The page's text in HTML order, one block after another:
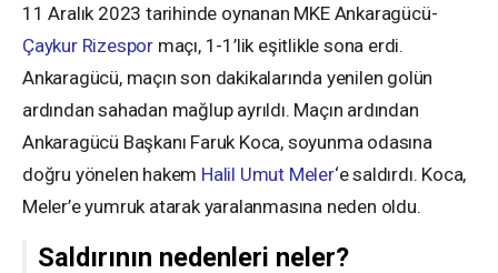
11 Aralık 2023 tarihinde oynanan MKE Ankaragücü-
Çaykur Rizespor maçı, 1-1’lik eşitlikle sona erdi.
Ankaragücü, maçın son dakikalarında yenilen golün
ardından sahadan mağlup ayrıldı. Maçın ardından
Ankaragücü Başkanı Faruk Koca, soyunma odasına
doğru yönelen hakem Halil Umut Meler‘e saldırdı. Koca,
Meler’e yumruk atarak yaralanmasına neden oldu.
Saldırının nedenleri neler?